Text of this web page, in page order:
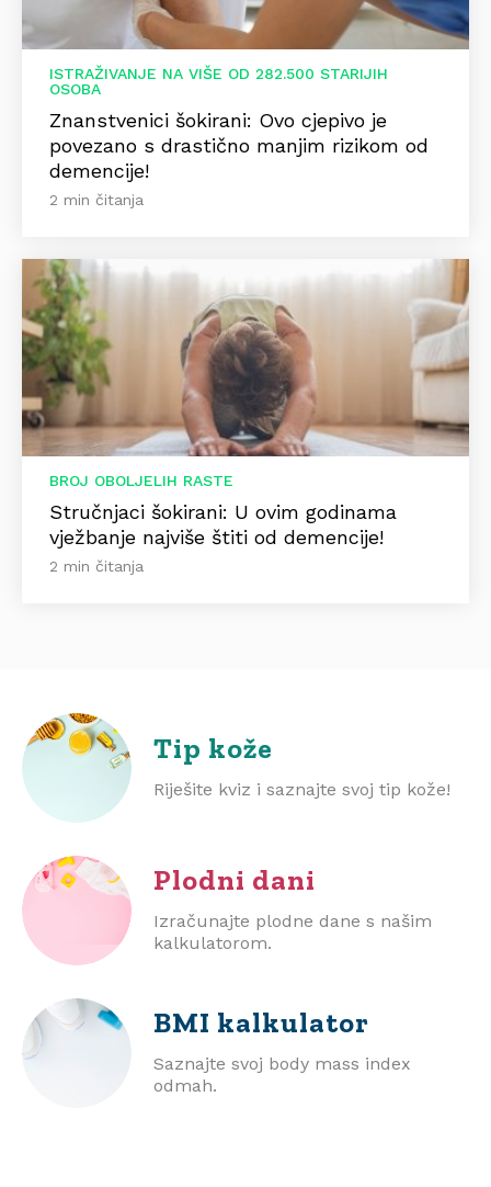
ISTRAŽIVANJE NA VIŠE OD 282.500 STARIJIH
OSOBA
Znanstvenici šokirani: Ovo cjepivo je
povezano s drastično manjim rizikom od
demencije!
2 min čitanja
BROJ OBOLJELIH RASTE
Stručnjaci šokirani: U ovim godinama
vježbanje najviše štiti od demencije!
2 min čitanja
Tip kože
Riješite kviz i saznajte svoj tip kože!
Plodni dani
Izračunajte plodne dane s našim
kalkulatorom.
BMI kalkulator
Saznajte svoj body mass index
odmah.